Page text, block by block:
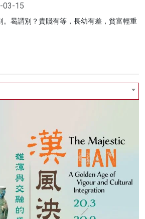
03-15
。曷謂別？貴賤有等，長幼有差，貧富輕重